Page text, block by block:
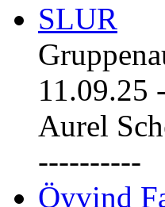
SLUR
11.09.25 -
Aurel
----------
Öyvind